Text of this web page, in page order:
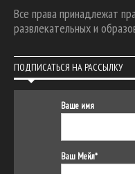
Все права принадлежат
развлекательных и
ПОДПИСАТЬСЯ НА РАССЫЛКУ
Ваше имя
Ваш Мейл*